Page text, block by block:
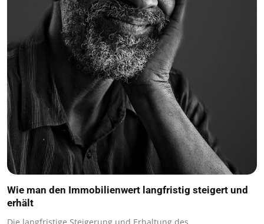
Wie man den Immobilienwert langfristig steigert und
erhält